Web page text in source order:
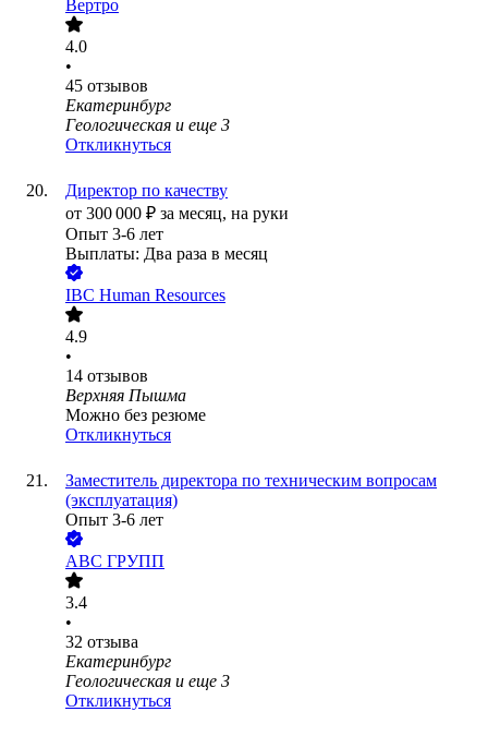
Вертро
4.0
•
45 отзывов
Екатеринбург
Геологическая и еще 3
Откликнуться
Директор по качеству
от 300 000 ₽ за месяц, на руки
Опыт 3-6 лет
Выплаты: Два раза в месяц
IBC Human Resources
4.9
•
14 отзывов
Верхняя Пышма
Можно без резюме
Откликнуться
Заместитель директора по техническим вопросам
(эксплуатация)
Опыт 3-6 лет
АВС ГРУПП
3.4
•
32 отзыва
Екатеринбург
Геологическая и еще 3
Откликнуться